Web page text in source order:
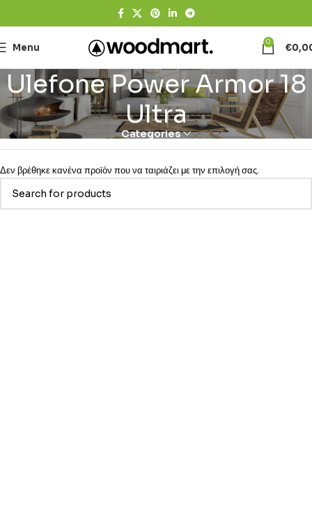
Menu 0 €
Ulefone Power Armor 18
Ultra
Categories
Δεν βρέθηκε κανένα προϊόν που να ταιριάζει με την επιλογή σας.